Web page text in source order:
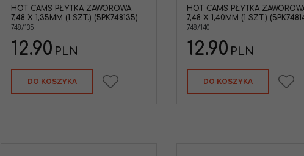
HOT CAMS PŁYTKA ZAWOROWA
7,48 X 1,35MM (1 SZT.) (5PK748135)
748/135
12.90 PLN
DO KOSZYKA
HOT CAMS PŁYTKA
7,48 X 1,40MM (1 SZT.)
748/140
12.90 PLN
DO KOSZYKA